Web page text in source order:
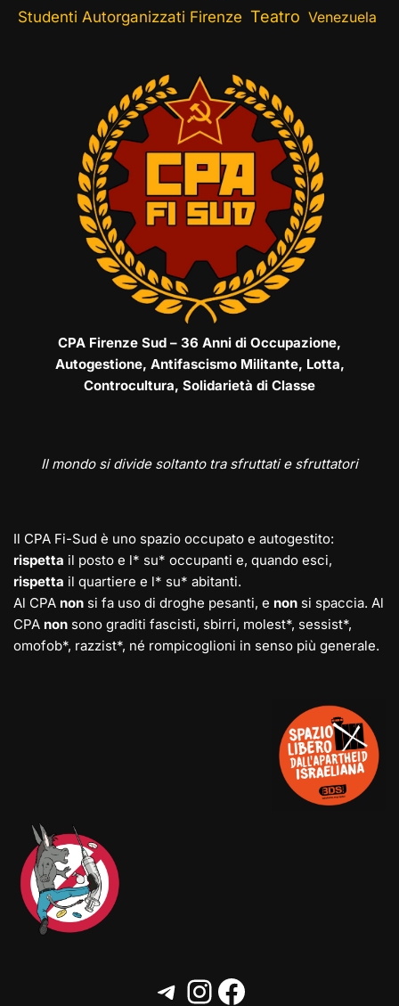
Studenti Autorganizzati Firenze Teatro Venezuela
CPA Firenze Sud – 36 Anni di Occupazione,
Autogestione, Antifascismo Militante, Lotta,
Controcultura, Solidarietà di Classe
Il mondo si divide soltanto tra sfruttati e sfruttatori
Il CPA Fi-Sud è uno spazio occupato e autogestito:
rispetta il posto e l* su* occupanti e, quando esci,
rispetta il quartiere e l* su* abitanti.
Al CPA non si fa uso di droghe pesanti, e non si spaccia. Al
CPA non sono graditi fascisti, sbirri, molest*, sessist*,
omofob*, razzist*, né rompicoglioni in senso più generale.